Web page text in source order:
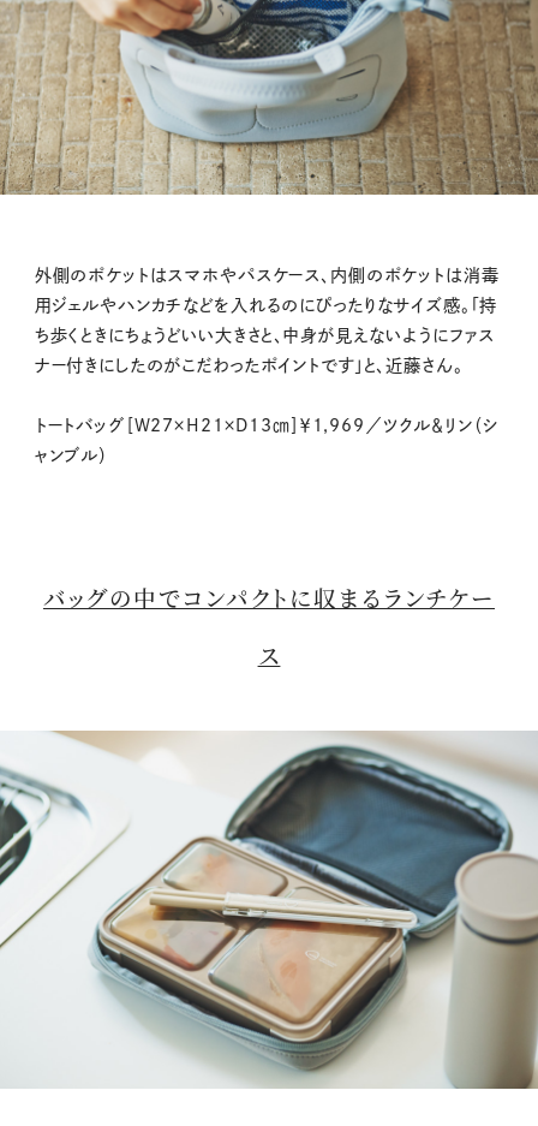
外側のポケットはスマホやパスケース、内側のポケットは消毒
用ジェルやハンカチなどを入れるのにぴったりなサイズ感。「持
ち歩くときにちょうどいい大きさと、中身が見えないようにファス
ナー付きにしたのがこだわったポイントです」と、近藤さん。
トートバッグ［W27×H21×D13㎝］￥1,969／ツクル＆リン（シ
ャンブル）
バッグの中でコンパクトに収まるランチケー
ス